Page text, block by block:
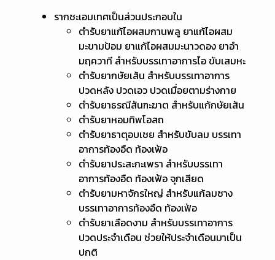
รากชะเอมเทศเป็นส่วนประกอบใน
ตำรับยาแก้ไอผสมกานพลู ยาแก้ไอผสม
มะขามป้อม ยาแก้ไอผสมมะนาวดอง ยาอำ
มฤควาที สำหรับบรรเทาอาการไอ ขับเสมหะ
ตำรับยากษัยเส้น สำหรับบรรเทาอาการ
ปวดหลัง ปวดเอว ปวดเมื่อยตามร่างกาย
ตำรับยาธรณีสันฑะฆาต สำหรับแก้กษัยเส้น
ตำรับยาหอมทิพโอสถ
ตำรับยาธาตุอบเชย สำหรับขับลม บรรเทา
อาการท้องอืด ท้องเฟ้อ
ตำรับยาประสะกะเพรา สำหรับบรรเทา
อาการท้องอืด ท้องเฟ้อ จุกเสียด
ตำรับยามหาจักรใหญ่ สำหรับแก้ลมซาง
บรรเทาอาการท้องอืด ท้องเฟ้อ
ตำรับยาเลือดงาม สำหรับบรรเทาอาการ
ปวดประจำเดือน ช่วยให้ประจำเดือนมาเป็น
ปกติ